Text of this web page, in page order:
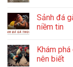
Sảnh đá
niềm tin
Khám
nên biết